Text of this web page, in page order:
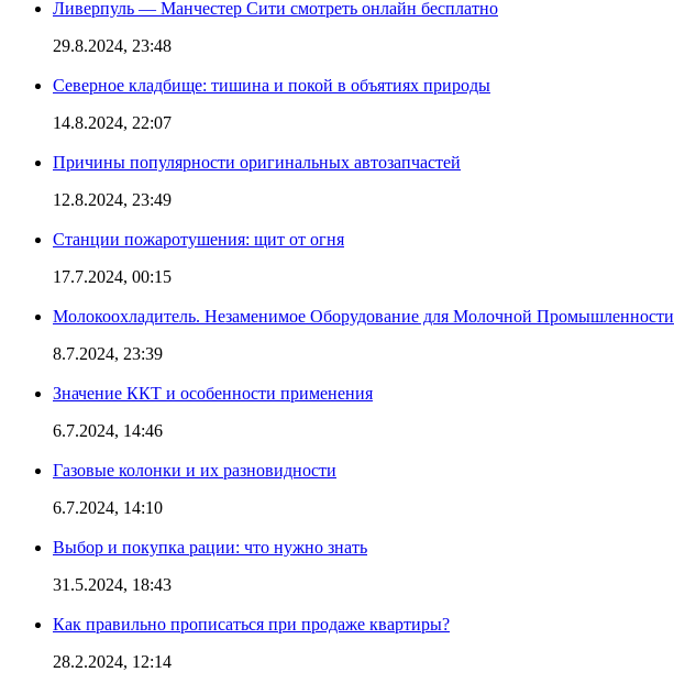
Ливерпуль — Манчестер Сити смотреть онлайн бесплатно
29.8.2024, 23:48
Северное кладбище: тишина и покой в объятиях природы
14.8.2024, 22:07
Причины популярности оригинальных автозапчастей
12.8.2024, 23:49
Станции пожаротушения: щит от огня
17.7.2024, 00:15
Молокоохладитель. Незаменимое Оборудование для Молочной Промышленности
8.7.2024, 23:39
Значение ККТ и особенности применения
6.7.2024, 14:46
Газовые колонки и их разновидности
6.7.2024, 14:10
Выбор и покупка рации: что нужно знать
31.5.2024, 18:43
Как правильно прописаться при продаже квартиры?
28.2.2024, 12:14